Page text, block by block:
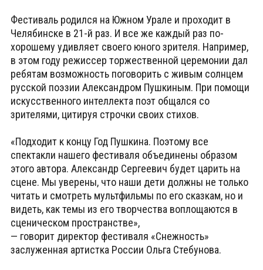
Фестиваль родился на Южном Урале и проходит в
Челябинске в 21-й раз. И все же каждый раз по-
хорошему удивляет своего юного зрителя. Например,
в этом году режиссер торжественной церемонии дал
ребятам возможность поговорить с живым солнцем
русской поэзии Александром Пушкиным. При помощи
искусственного интеллекта поэт общался со
зрителями, цитируя строчки своих стихов.
«Подходит к концу Год Пушкина. Поэтому все
спектакли нашего фестиваля объединены образом
этого автора. Александр Сергеевич будет царить на
сцене. Мы уверены, что наши дети должны не только
читать и смотреть мультфильмы по его сказкам, но и
видеть, как темы из его творчества воплощаются в
сценическом пространстве»,
— говорит директор фестиваля «Снежность»
заслуженная артистка России Ольга Стебунова.